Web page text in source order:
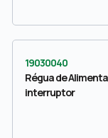
19030040
Régua de
interruptor